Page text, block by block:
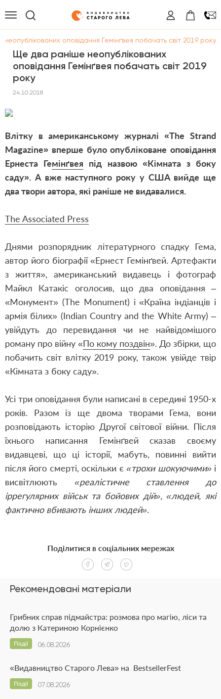
оповідання Гемінґвея побачать світ 2019 року
Ще два раніше неопублікованих
оповідання Гемінґвея побачать світ 2019
року
24.10.2018
Влітку в американському журналі «The Strand
Magazine» вперше було опубліковане оповідання
Ернеста Гемінґвея під назвою «Кімната з боку
саду». А вже наступного року у США вийде ще
два твори автора, які раніше не видавалися.
The Associated Press
Днями розпорядник літературного спадку Гема,
автор його біографії «Ернест Гемінґвей. Артефакти
з життя», американський видавець і фотограф
Майкл Катакіс оголосив, що два оповідання –
«Монумент» (The Monument) і «Країна індіанців і
армія білих» (Indian Country and the White Army) –
увійдуть до перевидання чи не найвідомішого
роману про війну «По кому поздвін». До збірки, що
побачить світ влітку 2019 року, також увійде твір
«Кімната з боку саду».
Усі три оповідання були написані в середині 1950-х
років. Разом із ще двома творами Гема, вони
розповідають історію Другої світової війни. Після
їхнього написання Гемінґвей сказав своєму
видавцеві, що ці історії, мабуть, повинні вийти
після його смерті, оскільки є«трохи шокуючими» і
висвітлюють «реалістичне ставлення до
іррегулярних військ та бойових дій», «людей, які
фактично вбивають інших людей».
Рекомендовані матеріали
Грибних справ підмайстра: розмова про магію, ліси та
долю з Катериною Корнієнко
06.08.2026
Події
«Видавництво Старого Лева» на BestsellerFest
07.08.2026
Події
Поділитися в соціальних мережах